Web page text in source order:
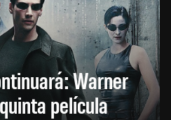
Warner
película